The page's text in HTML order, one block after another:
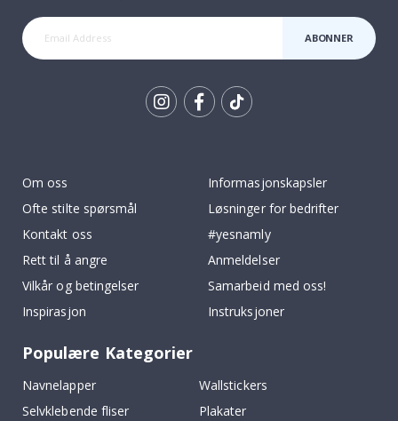
ABONNER
Om oss
Ofte stilte spørsmål
Kontakt oss
Rett til å angre
Vilkår og betingelser
Inspirasjon
Informasjonskapsler
Løsninger for bedrifter
#yesnamly
Anmeldelser
Samarbeid med oss!
Instruksjoner
Populære Kategorier
Navnelapper
Wallstickers
Selvklebende fliser
Plakater